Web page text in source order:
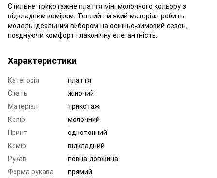
Стильне трикотажне плаття міні молочного кольору з
відкладним коміром. Теплий і м’який матеріал робить
модель ідеальним вибором на осінньо-зимовий сезон,
поєднуючи комфорт і лаконічну елегантність.
Характеристики
Категорія
плаття
Стать
жіночий
Матеріал
трикотаж
Колір
молочний
Принт
однотонний
Комір
відкладний
Рукав
повна довжина
Форма рукава
прямий